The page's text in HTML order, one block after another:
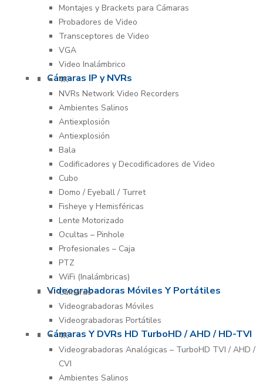
Montajes y Brackets para Cámaras
Probadores de Video
Transceptores de Video
VGA
Video Inalámbrico
Cámaras IP y NVRs
4K
NVRs Network Video Recorders
Ambientes Salinos
Antiexplosión
Antiexplosión
Bala
Codificadores y Decodificadores de Video
Cubo
Domo / Eyeball / Turret
Fisheye y Hemisféricas
Lente Motorizado
Ocultas – Pinhole
Profesionales – Caja
PTZ
WiFi (Inalámbricas)
Videograbadoras Móviles Y Portátiles
Cámaras
Videograbadoras Móviles
Videograbadoras Portátiles
Cámaras Y DVRs HD TurboHD / AHD / HD-TVI
4K
Videograbadoras Analógicas – TurboHD TVI / AHD /
CVI
Ambientes Salinos